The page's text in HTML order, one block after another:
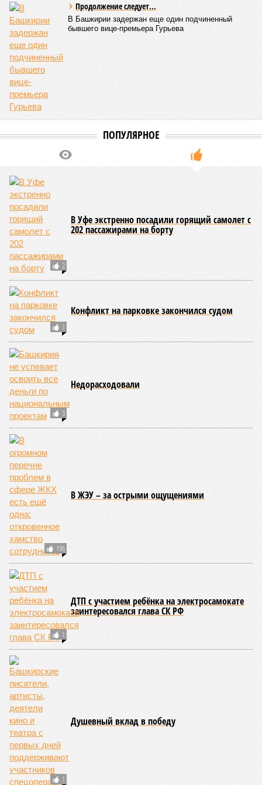
Продолжение следует...
В Башкирии задержан еще один подчиненный
бывшего вице-премьера Гурьева
ПОПУЛЯРНОЕ
2
В Уфе экстренно посадили горящий самолет с
202 пассажирами на борту
1
Конфликт на парковке закончился судом
3
Недорасходовали
196
В ЖЭУ – за острыми ощущениями
1
ДТП с участием ребёнка на электросамокате
заинтересовался глава СК РФ
1
Душевный вклад в победу